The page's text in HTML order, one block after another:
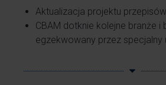
Aktualizacja projektu
CBAM dotknie kolejne branże i
egzekwowany przez specjalny